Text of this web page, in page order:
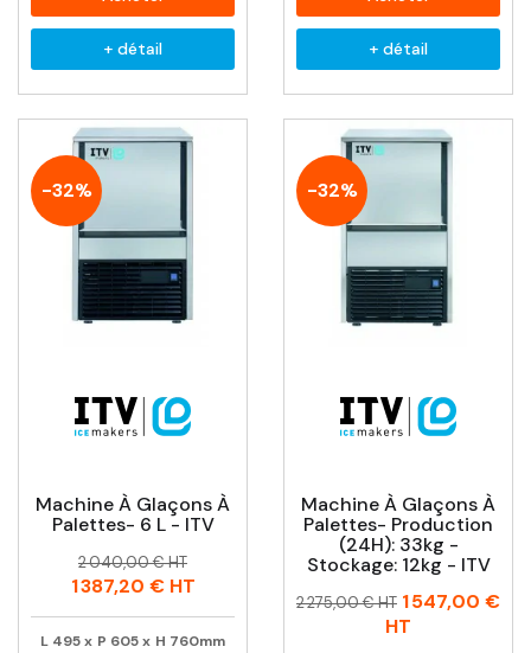
+ détail + détail
-32%
Machine À Glaçons À
Palettes- 6 L - ITV
Prix
Prix
habituel
2 040,00 € HT
1 387,20 €HT
L 495x P 605x H 760mm
-32%
Machine À Glaçons À
Palettes- Production
(24H): 33kg -
Stockage: 12kg - ITV
Prix
Prix
2 275,00 € HT 1 547,00 €
HT